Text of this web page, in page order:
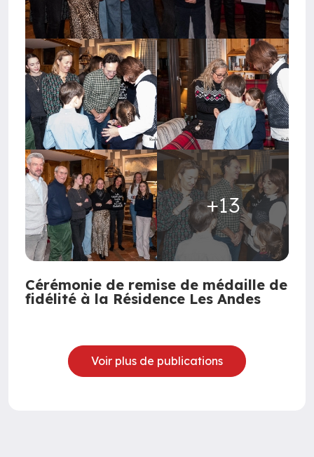
+13
Cérémonie de remise de médaille de
fidélité à la Résidence Les Andes
Voir plus de publications